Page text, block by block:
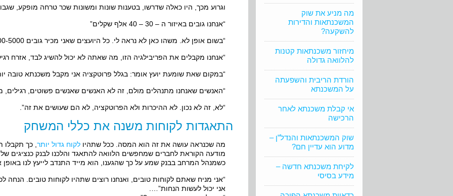
מה מניע את שוק
המשכנתאות והדירות
להשקעה?
מיחזור משכנתאות קטנות
להלוואה גדולה
הורדת הריבית והשפעתה
על המשכנתא
אי קבלת משכנתא לאחר
הרכישה
שוק המשכנתאות והנדל”ן –
מדוע הוא עדיין חם?
לקיחת משכנתא חדשה –
מידע בסיסי
וגרוע מכך, היו כאלה שדרשו, בטענות שונות ומשונות שכר טרחה מופקע,
“אנחנו גובים באיזור ה – 30 – 40 אלף שקלים”
“בשום אופן לא. משהו כאן לא נראה לי. כל היועצים שאני מכיר גובים 4000-5000 שקלים”
“אנחנו מקבלים את הפריבילגיה הזו, מה שאתה לא יכול להשיג לבד, אזרח
“במקום שאת שומעת יועץ אומר: בגלל פרוטקציה אני מקבל משכנתא טובה
“האנשים שאנחנו מתנהלים מולם, זה לא האנשים שאנשים פשוטים, רגילים,
“לא, זה לא נכון. לא ההיכרות ולא הפרוטקציה, לא הם שעושים את זה”.
התאגדות לקוחות משנה את כללי המשחק
מה שכנראה עושה את זה הוא המסה. ככל שתהיו לקוח גדול יותר , כך תקבלו
מודעה הקוראת לחברים שמחפשים הלוואה להתאגד והלכנו לבנק כנציגים
כשמנהל המרחב בבנק שמע על כך שהגענו, הוא מייד התנדב לייעץ לנו באופן
“אני מניח שאתם לקוחות טובים, ואנחנו רוצים שתהיו לקוחות טובים. הנחה
אני יכול לעשות הנחות”….